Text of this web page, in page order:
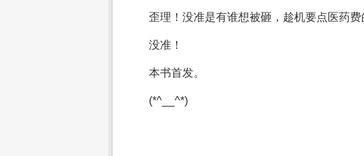
歪理！没准是有谁想被砸，趁机要点医药费
没准！
本书首发。
(*^__^*)